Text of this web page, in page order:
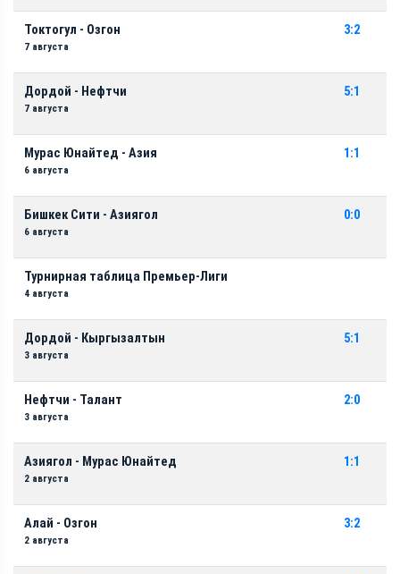
Токтогул - Озгон
7 августа
3:2
Дордой - Нефтчи
7 августа
5:1
Мурас Юнайтед - Азия
6 августа
1:1
Бишкек Сити - Азиягол
6 августа
0:0
Турнирная таблица Премьер-Лиги
4 августа
Дордой - Кыргызалтын
3 августа
5:1
Нефтчи - Талант
3 августа
2:0
Азиягол - Мурас Юнайтед
2 августа
1:1
Алай - Озгон
2 августа
3:2